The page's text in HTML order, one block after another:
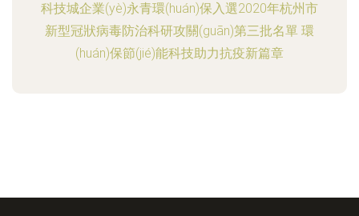
科技城企業(yè)永青環(huán)保入選2020年杭州市
新型冠狀病毒防治科研攻關(guān)第三批名單 環
(huán)保節(jié)能科技助力抗疫新篇章